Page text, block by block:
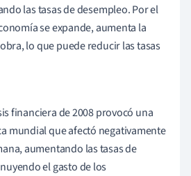
las tasas de desempleo. Por el
se expande, aumenta la
lo que puede reducir las tasas
financiera de 2008 provocó una
mundial que afectó negativamente
aumentando las tasas de
el gasto de los